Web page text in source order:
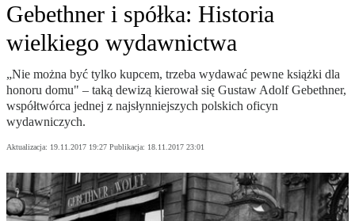
Gebethner i spółka: Historia
wielkiego wydawnictwa
„Nie można być tylko kupcem, trzeba wydawać pewne książki dla
honoru domu" – taką dewizą kierował się Gustaw Adolf Gebethner,
współtwórca jednej z najsłynniejszych polskich oficyn
wydawniczych.
Aktualizacja: 19.11.2017 19:27 Publikacja: 18.11.2017 23:01